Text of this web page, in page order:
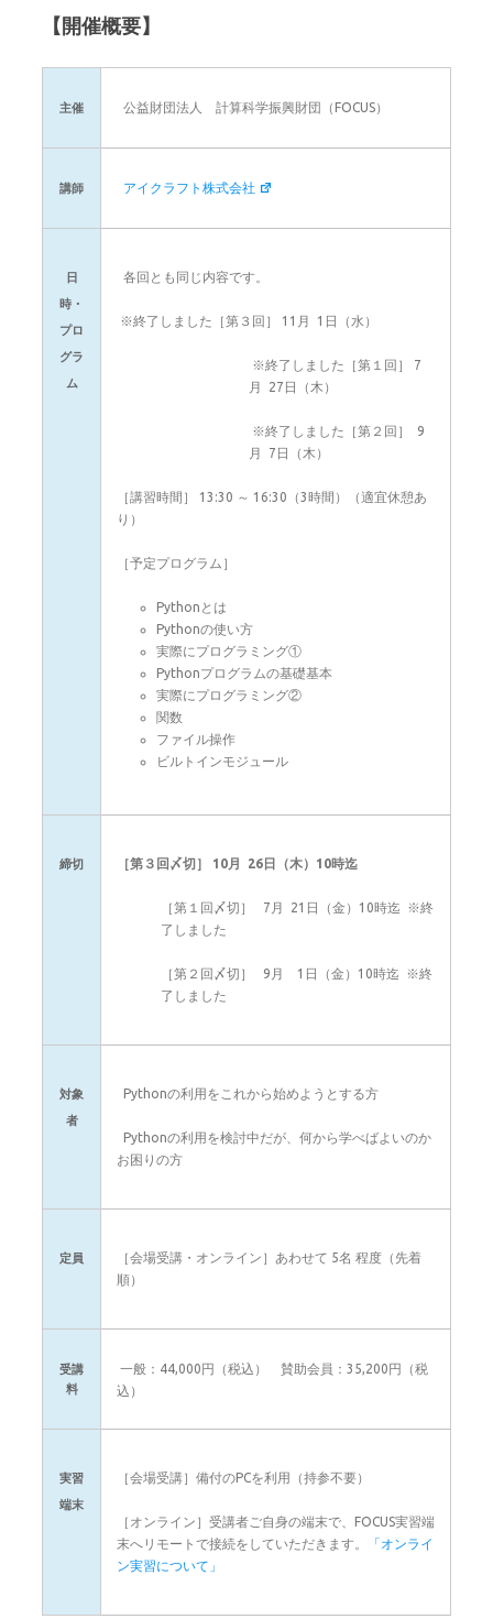
【開催概要】
主催 公益財団法人 計算科学振興財団（FOCUS）
講師 アイクラフト株式会社
日
時・
プロ
グラ
ム
各回とも同じ内容です。
※終了しました［第３回］ 11月 1日（水）
※終了しました［第１回］ 7
月 27日（木）
※終了しました［第２回］ 9
月 7日（木）
［講習時間］ 13:30 ～ 16:30（3時間）（適宜休憩あ
り）
［予定プログラム］
Pythonとは
Pythonの使い方
実際にプログラミング①
Pythonプログラムの基礎基本
実際にプログラミング②
関数
ファイル操作
ビルトインモジュール
締切 ［第３回〆切］ 10月 26日（木）10時迄
［第１回〆切］ 7月 21日（金）10時迄 ※終
了しました
［第２回〆切］ 9月 1日（金）10時迄 ※終
了しました
対象
者
Pythonの利用をこれから始めようとする方
Pythonの利用を検討中だが、何から学べばよいのか
お困りの方
定員
［会場受講・オンライン］あわせて 5名 程度（先着
順）
受講
料
一般：44,000円（税込） 賛助会員：35,200円（税
込）
実習
端末
［会場受講］備付のPCを利用（持参不要）
［オンライン］受講者ご自身の端末で、FOCUS実習端
末へリモートで接続をしていただきます。
「オンライ
ン実習について」